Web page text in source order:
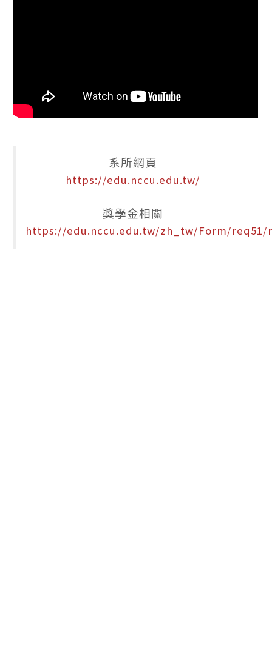
系所網頁
https://edu.nccu.edu.tw/
獎學金相關
https://edu.nccu.edu.tw/zh_tw/Form/req51/